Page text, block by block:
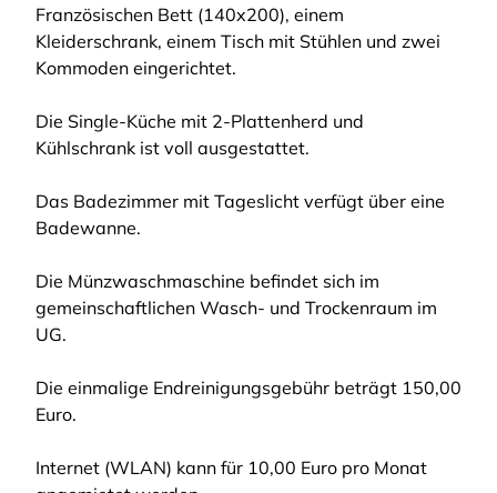
Französischen Bett (140x200), einem
Kleiderschrank, einem Tisch mit Stühlen und zwei
Kommoden eingerichtet.
Die Single-Küche mit 2-Plattenherd und
Kühlschrank ist voll ausgestattet.
Das Badezimmer mit Tageslicht verfügt über eine
Badewanne.
Die Münzwaschmaschine befindet sich im
gemeinschaftlichen Wasch- und Trockenraum im
UG.
Die einmalige Endreinigungsgebühr beträgt 150,00
Euro.
Internet (WLAN) kann für 10,00 Euro pro Monat